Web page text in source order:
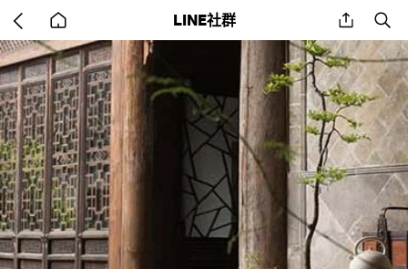
back
to
home
LINE社群 share